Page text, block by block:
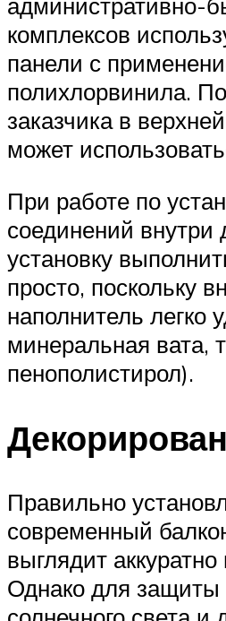
комплексов
панели с
полихлорвинила.
заказчика в
может
При работе по
соединений внутри
установку
просто, поскольку
наполнитель легко
минеральная вата,
пенополистирол).
Правильно
современный
выглядит
Однако для защиты